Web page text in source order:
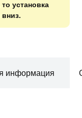
установка
информация